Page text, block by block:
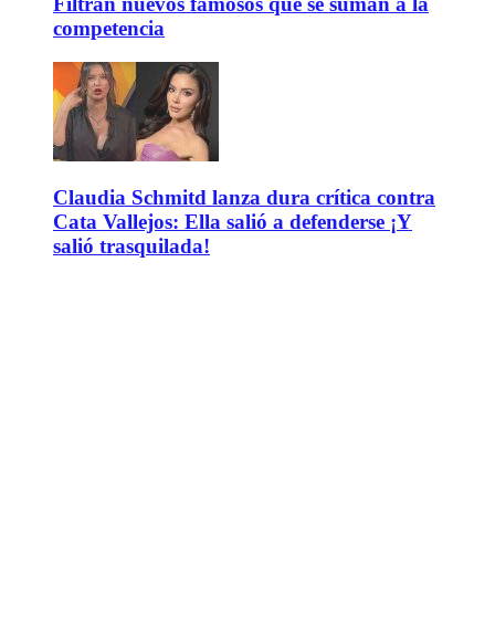
competencia
Claudia Schmitd lanza dura crítica contra
Cata Vallejos: Ella salió a defenderse ¡Y
salió trasquilada!